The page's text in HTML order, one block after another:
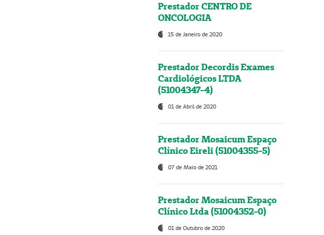
Prestador CENTRO DE
ONCOLOGIA
15 de Janeiro de 2020
Prestador Decordis Exames
Cardiológicos LTDA
(51004347-4)
01 de Abril de 2020
Prestador Mosaicum Espaço
Clínico Eireli (51004355-5)
07 de Maio de 2021
Prestador Mosaicum Espaço
Clínico Ltda (51004352-0)
01 de Outubro de 2020